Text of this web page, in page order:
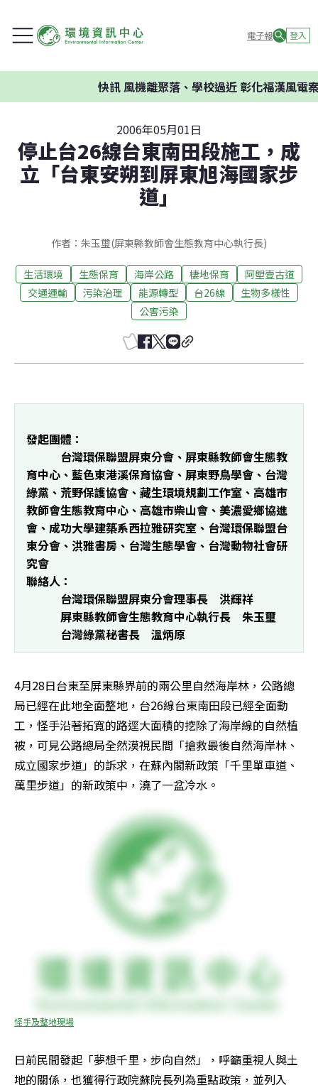
電子報 登入
快訊風機離聚落、學校過近 彰化福漢風電案環
2006年05月01日
停止台26線台東南田段施工，成
立「台東安朔到屏東旭海國家步
道」
作者：朱玉璽(屏東縣教師會生態教育中心執行長)
生活環境 生態保育 海岸公路 棲地保育
阿塱壹古道
交通運輸
污染治理 能源轉型 台26線
生物多樣性
公害污染
發起團體：
育中心、藍色東港溪保育協會、屏東野鳥學會、台灣
綠黨、荒野保護協會、藏生環境規劃工作室、高雄市
教師會生態教育中心、高雄市柴山會、美濃愛鄉協進
會、成功大學建築系西拉雅研究室、台灣環保聯盟台
東分會、洪雅書房、台灣生態學會、台灣動物社會研
究會
聯絡人：
            台灣綠黨秘書長　溫炳原
4月28日台東至屏東縣界前的兩公里自然海岸林，公路總
局已經在此地全面整地，台26線台東南田段已經全面動
工，怪手沿著拓寬的路逕大面積的挖除了海岸線的自然植
被，可見公路總局全然漠視民間「搶救最後自然海岸林、
成立國家步道」的訴求，在蘇內閣新政策「千里單車道、
萬里步道」的新政策中，澆了一盆冷水。
怪手及整地現場
日前民間發起「夢想千里，步向自然」，呼籲重視人與土
地的關係，也獲得行政院蘇院長列為重點政策，並列入